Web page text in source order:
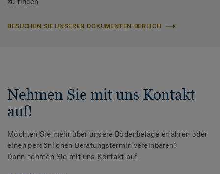
zu finden
BESUCHEN SIE UNSEREN DOKUMENTEN-BEREICH
Nehmen Sie mit uns Kontakt
auf!
Möchten Sie mehr über unsere Bodenbeläge erfahren oder
einen persönlichen Beratungstermin vereinbaren?
Dann nehmen Sie mit uns Kontakt auf.